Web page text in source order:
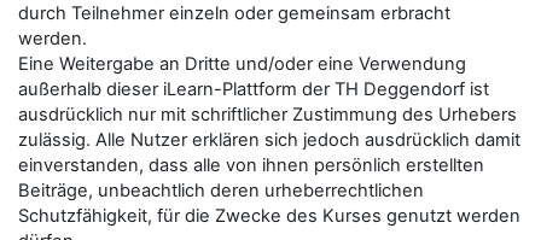
durch Teilnehmer einzeln oder gemeinsam erbracht
werden.
Eine Weitergabe an Dritte und/oder eine Verwendung
außerhalb dieser iLearn-Plattform der TH Deggendorf ist
ausdrücklich nur mit schriftlicher Zustimmung des Urhebers
zulässig. Alle Nutzer erklären sich jedoch ausdrücklich damit
einverstanden, dass alle von ihnen persönlich erstellten
Beiträge, unbeachtlich deren urheberrechtlichen
Schutzfähigkeit, für die Zwecke des Kurses genutzt werden